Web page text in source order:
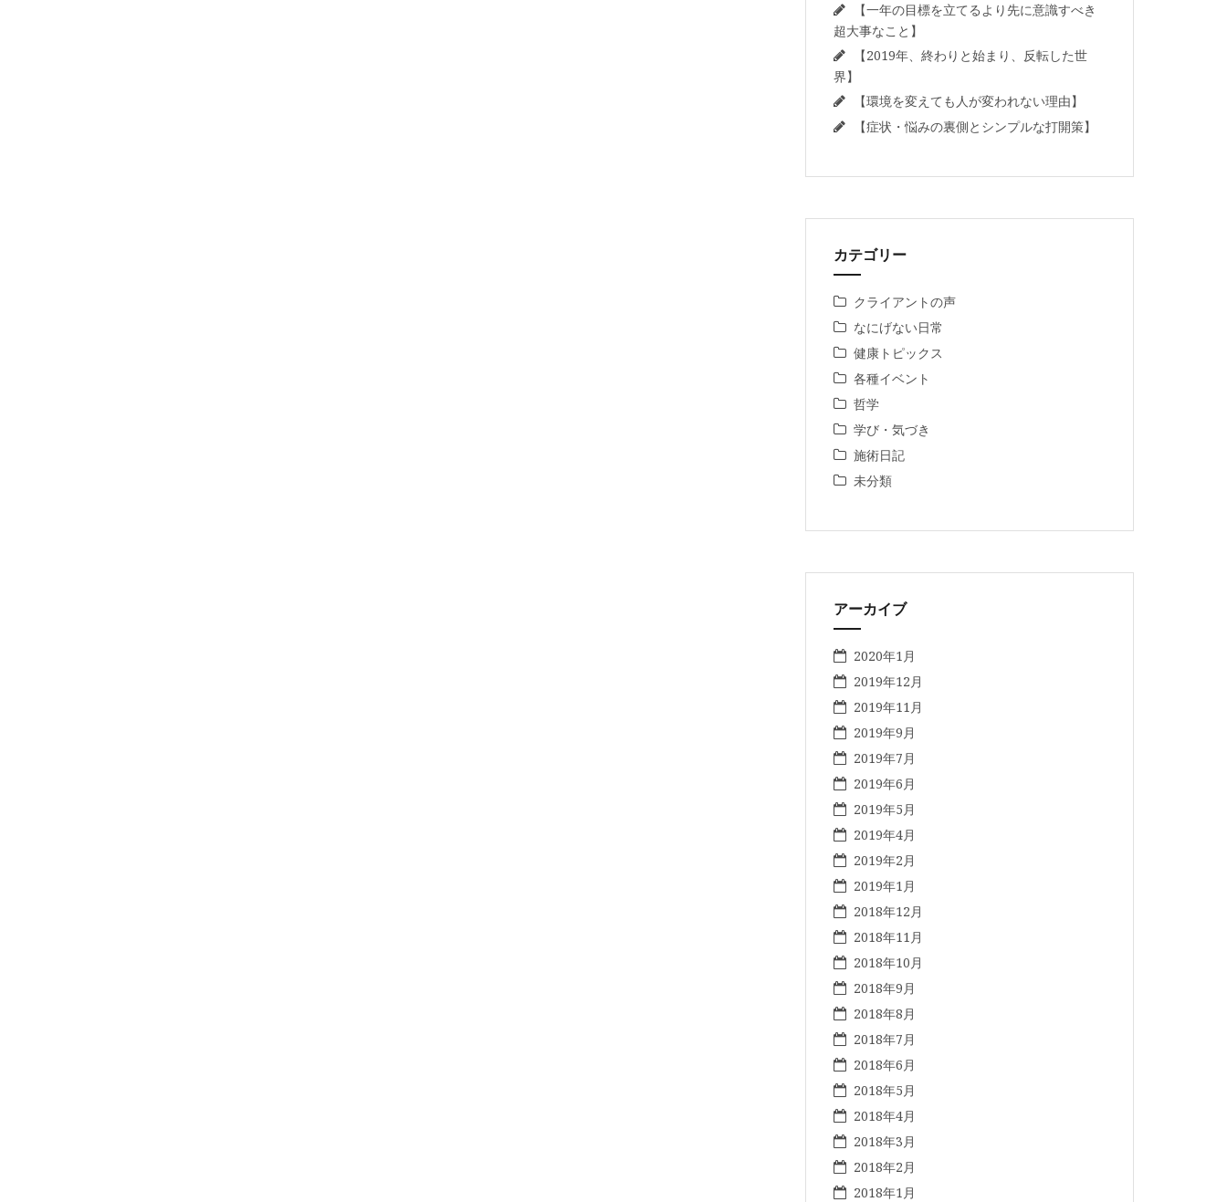
【一年の目標を立てるより先に意識すべき
超大事なこと】
【2019年、終わりと始まり、反転した世
界】
【環境を変えても人が変われない理由】
【症状・悩みの裏側とシンプルな打開策】
カテゴリー
クライアントの声
なにげない日常
健康トピックス
各種イベント
哲学
学び・気づき
施術日記
未分類
アーカイブ
2020年1月
2019年12月
2019年11月
2019年9月
2019年7月
2019年6月
2019年5月
2019年4月
2019年2月
2019年1月
2018年12月
2018年11月
2018年10月
2018年9月
2018年8月
2018年7月
2018年6月
2018年5月
2018年4月
2018年3月
2018年2月
2018年1月